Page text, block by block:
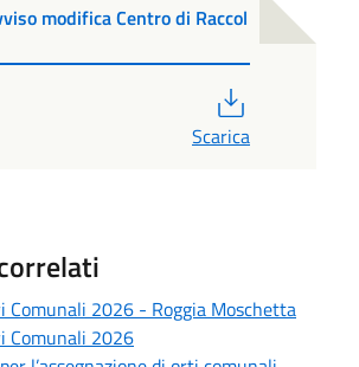
modifica Centro di Raccol
Scarica
Comunali 2026 - Roggia Moschetta
Comunali 2026